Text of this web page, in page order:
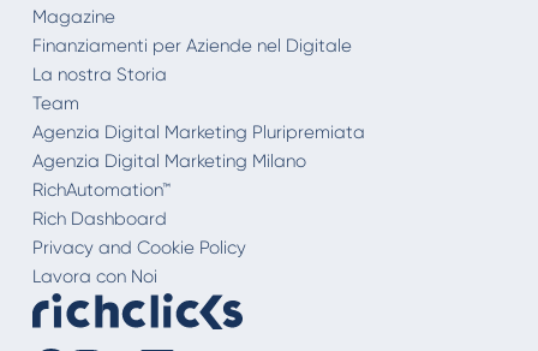
Magazine
Finanziamenti per Aziende nel Digitale
La nostra Storia
Team
Agenzia Digital Marketing Pluripremiata
Agenzia Digital Marketing Milano
RichAutomation™
Rich Dashboard
Privacy and Cookie Policy
Lavora con Noi